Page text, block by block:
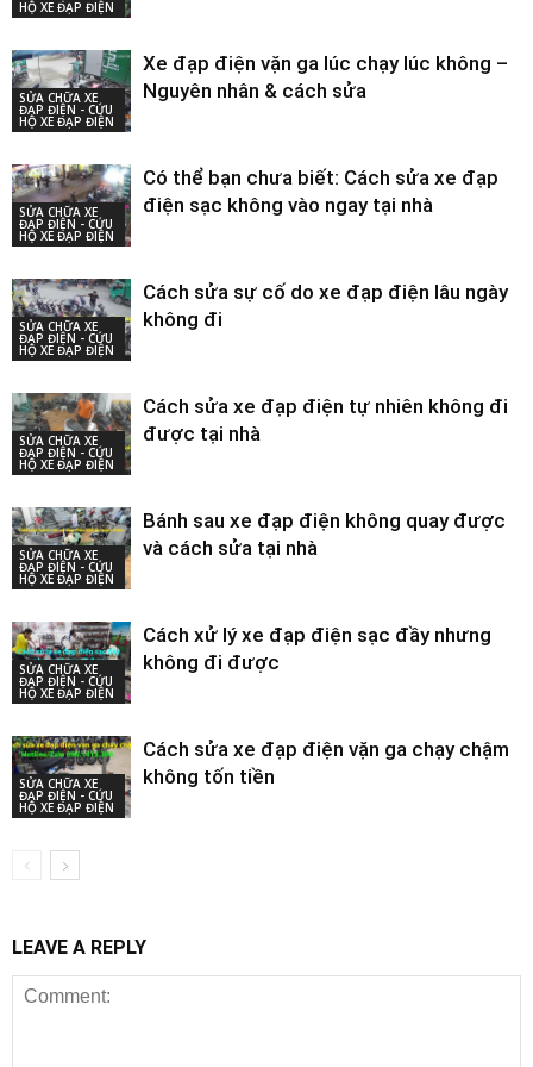
HỘ XE ĐẠP ĐIỆN
SỬA CHỮA XE
ĐẠP ĐIỆN - CỨU
HỘ XE ĐẠP ĐIỆN
Xe đạp điện vặn ga lúc chạy lúc không –
Nguyên nhân & cách sửa
SỬA CHỮA XE
ĐẠP ĐIỆN - CỨU
HỘ XE ĐẠP ĐIỆN
Có thể bạn chưa biết: Cách sửa xe đạp
điện sạc không vào ngay tại nhà
SỬA CHỮA XE
ĐẠP ĐIỆN - CỨU
HỘ XE ĐẠP ĐIỆN
Cách sửa sự cố do xe đạp điện lâu ngày
không đi
SỬA CHỮA XE
ĐẠP ĐIỆN - CỨU
HỘ XE ĐẠP ĐIỆN
Cách sửa xe đạp điện tự nhiên không đi
được tại nhà
SỬA CHỮA XE
ĐẠP ĐIỆN - CỨU
HỘ XE ĐẠP ĐIỆN
Bánh sau xe đạp điện không quay được
và cách sửa tại nhà
SỬA CHỮA XE
ĐẠP ĐIỆN - CỨU
HỘ XE ĐẠP ĐIỆN
Cách xử lý xe đạp điện sạc đầy nhưng
không đi được
SỬA CHỮA XE
ĐẠP ĐIỆN - CỨU
HỘ XE ĐẠP ĐIỆN
Cách sửa xe đạp điện vặn ga chạy chậm
không tốn tiền
LEAVE A REPLY